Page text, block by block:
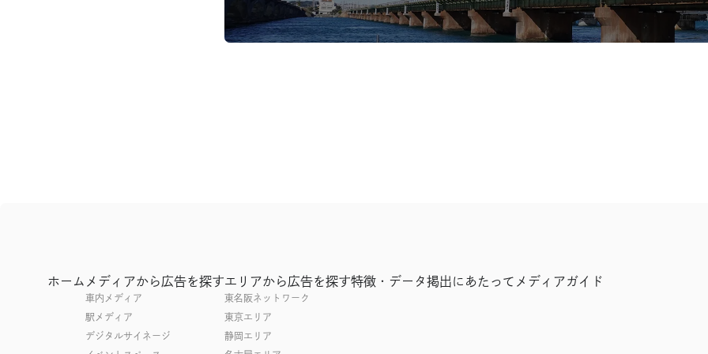
ホーム メディアから広告を探す
車内メディア
駅メディア
デジタルサイネージ
エリアから広告を探す
東名阪ネットワーク
東京エリア
静岡エリア
特徴・データ掲出にあたって メディアガイド